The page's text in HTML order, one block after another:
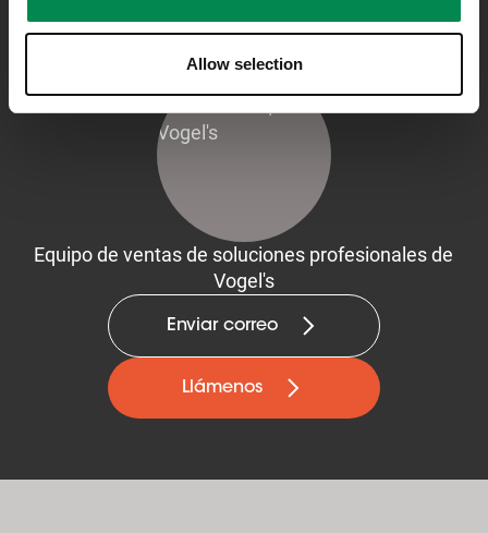
Allow selection
información al respecto
Equipo de ventas de soluciones profesionales de
Vogel's
Enviar correo
Llámenos